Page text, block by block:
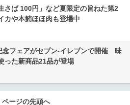
さば 100円」など夏限定の旨ねた第2
カや本鮪ほほ肉も登場中
念フェアがセブン-イレブンで開催 味
った新商品21品が登場
ページの先頭へ